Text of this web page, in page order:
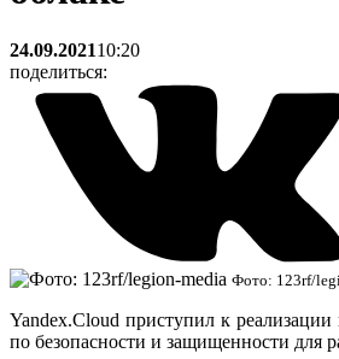
24.09.202110:20
поделиться:
Фото: 123rf/
Yandex.Cloud приступил к
по безопасности и защищенности для